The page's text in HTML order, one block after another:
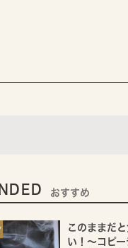
おすすめ
このままだ
い！～コピー